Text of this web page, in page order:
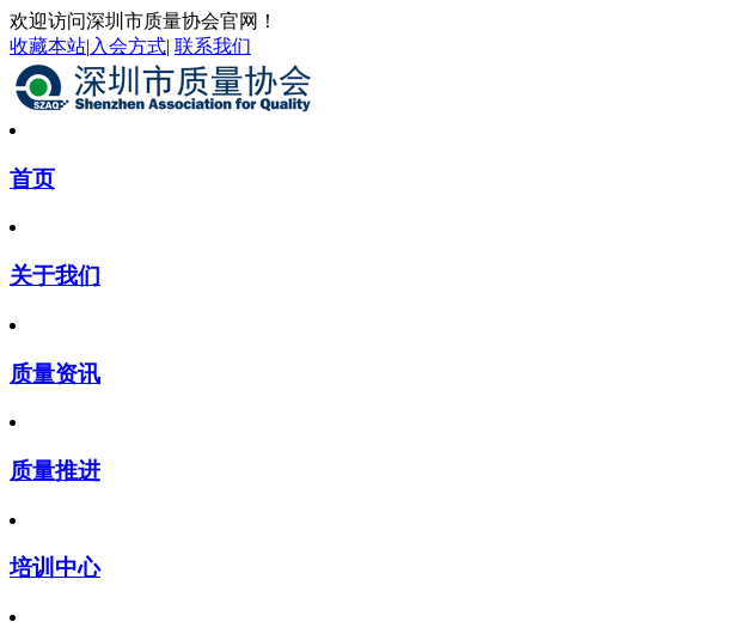
欢迎访问深圳市质量协会官网！
收藏本站| 入会方式| 联系我们
首页
关于我们
质量资讯
质量推进
培训中心